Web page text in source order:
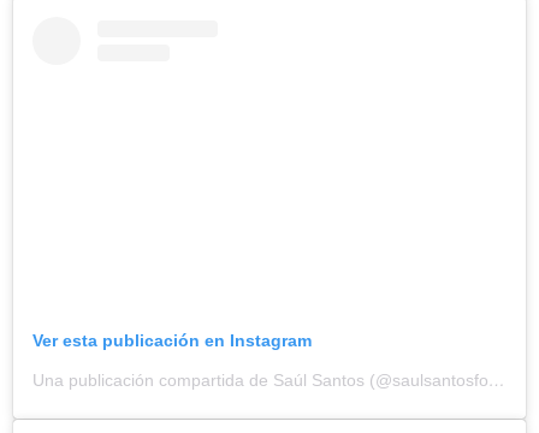
Ver esta publicación en Instagram
Una publicación compartida de Saúl Santos (@saulsantosfotografia)